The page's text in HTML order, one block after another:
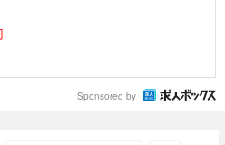
Sponsored by